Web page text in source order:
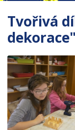
Tvořivá
dekorace"